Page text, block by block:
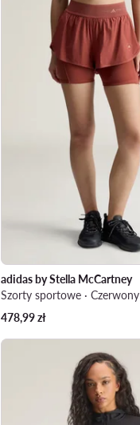
adidas by Stella McCartney
Szorty sportowe · Czerwony
478,99zł